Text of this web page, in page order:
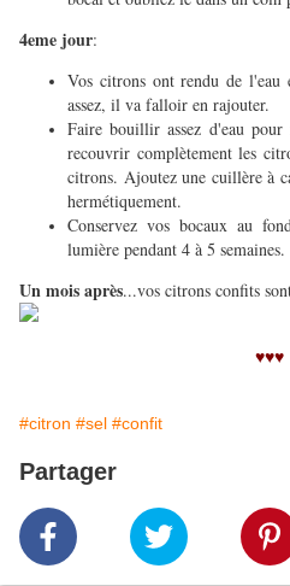
4eme jour:
Vos citrons ont rendu de l'eau
assez, il va falloir en rajouter.
Faire bouillir assez d'eau
recouvrir complètement les
citrons. Ajoutez une cuillère à
hermétiquement.
Conservez vos bocaux au
lumière pendant 4 à 5 semaines.
Un mois après...vos citrons confits
♥♥♥
#citron #sel #confit
Partager